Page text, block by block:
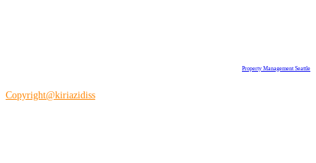
Property Management Seattle
Copyright@kiriazidiss